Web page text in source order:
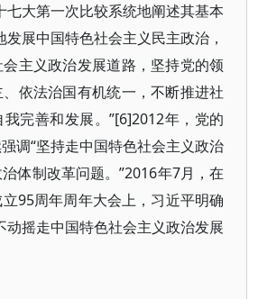
七大第一次比较系统地阐述其基本
发展中国特色社会主义民主政治，
主义政治发展道路，坚持党的领
依法治国有机统一，不断推进社
完善和发展。”[6]2012年，党的
调“坚持走中国特色社会主义政治
体制改革问题。”2016年7月，在
95周年周年大会上，习近平明确
动摇走中国特色社会主义政治发展